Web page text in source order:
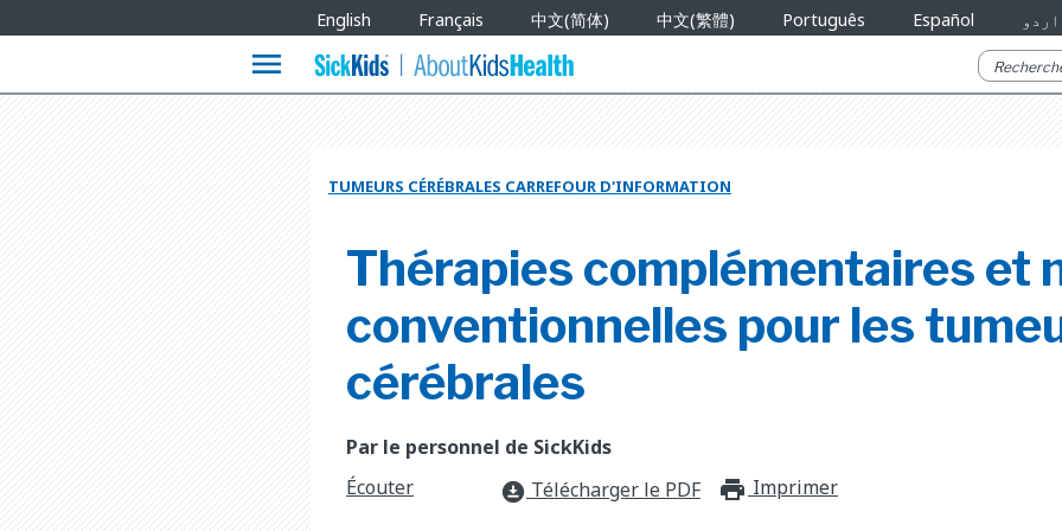
Languages
English Français 中文(简体) 中文(繁體) Português Español اردو
menu
TUMEURS CÉRÉBRALES CARREFOUR D'INFORMATION
Thérapies complémentaires et
conventionnelles pour les
cérébrales
Par le personnel de SickKids
Écouter
download_for_offline Télécharger le PDF Imprimer